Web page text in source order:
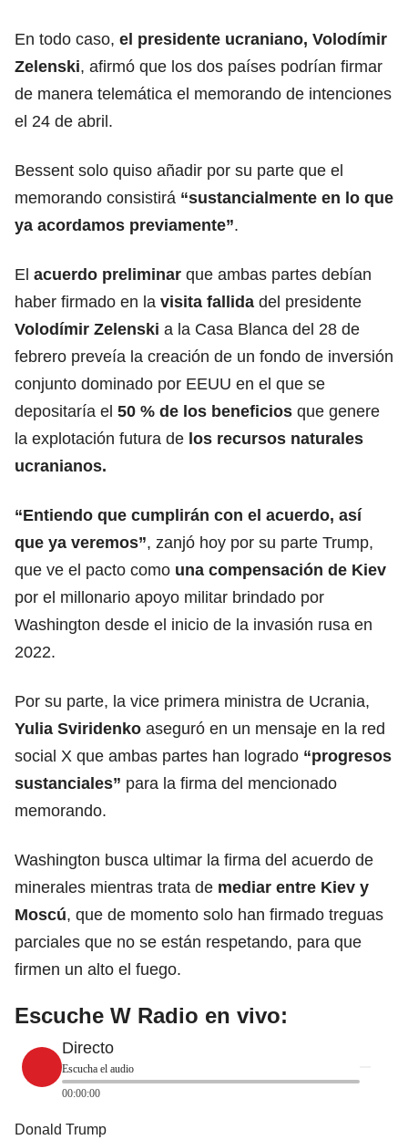
En todo caso, el presidente ucraniano, Volodímir
Zelenski, afirmó que los dos países podrían firmar
de manera telemática el memorando de intenciones
el 24 de abril.
Bessent solo quiso añadir por su parte que el
memorando consistirá “sustancialmente en lo que
ya acordamos previamente”.
El acuerdo preliminar que ambas partes debían
haber firmado en la visita fallida del presidente
Volodímir Zelenski a la Casa Blanca del 28 de
febrero preveía la creación de un fondo de inversión
conjunto dominado por EEUU en el que se
depositaría el 50 % de los beneficios que genere
la explotación futura de los recursos naturales
ucranianos.
“Entiendo que cumplirán con el acuerdo, así
que ya veremos”, zanjó hoy por su parte Trump,
que ve el pacto como una compensación de Kiev
por el millonario apoyo militar brindado por
Washington desde el inicio de la invasión rusa en
2022.
Por su parte, la vice primera ministra de Ucrania,
Yulia Sviridenko aseguró en un mensaje en la red
social X que ambas partes han logrado “progresos
sustanciales” para la firma del mencionado
memorando.
Washington busca ultimar la firma del acuerdo de
minerales mientras trata de mediar entre Kiev y
Moscú, que de momento solo han firmado treguas
parciales que no se están respetando, para que
firmen un alto el fuego.
Escuche W Radio en vivo:
Directo
Escucha el audio
00:00:00
Donald Trump